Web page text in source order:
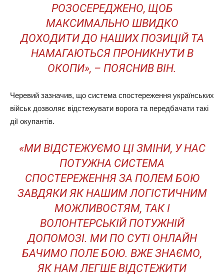
РОЗОСЕРЕДЖЕНО, ЩОБ
МАКСИМАЛЬНО ШВИДКО
ДОХОДИТИ ДО НАШИХ ПОЗИЦІЙ ТА
НАМАГАЮТЬСЯ ПРОНИКНУТИ В
ОКОПИ», – ПОЯСНИВ ВІН.
Черевий зазначив, що система спостереження українських
військ дозволяє відстежувати ворога та передбачати такі
дії окупантів.
«МИ ВІДСТЕЖУЄМО ЦІ ЗМІНИ, У НАС
ПОТУЖНА СИСТЕМА
СПОСТЕРЕЖЕННЯ ЗА ПОЛЕМ БОЮ
ЗАВДЯКИ ЯК НАШИМ ЛОГІСТИЧНИМ
МОЖЛИВОСТЯМ, ТАК І
ВОЛОНТЕРСЬКІЙ ПОТУЖНІЙ
ДОПОМОЗІ. МИ ПО СУТІ ОНЛАЙН
БАЧИМО ПОЛЕ БОЮ. ВЖЕ ЗНАЄМО,
ЯК НАМ ЛЕГШЕ ВІДСТЕЖИТИ